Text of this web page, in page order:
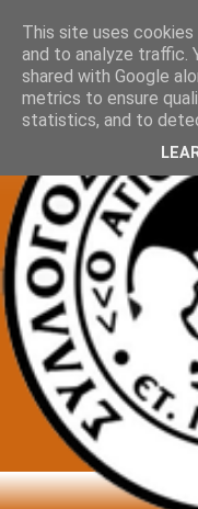
This site uses
and to analyze traffic.
shared with Google
metrics to ensure
statistics, and to